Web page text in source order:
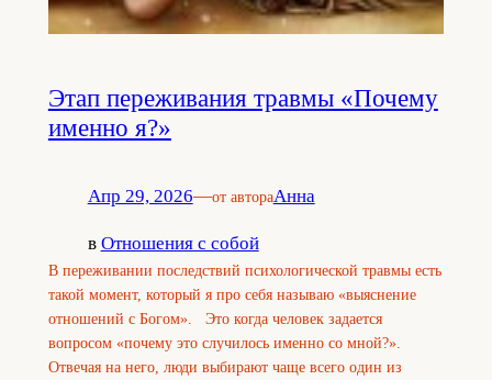
Этап переживания травмы «Почему
именно я?»
Апр 29, 2026—от автораАнна
в Отношения с собой
В переживании последствий психологической травмы есть
такой момент, который я про себя называю «выяснение
отношений с Богом». Это когда человек задается
вопросом «почему это случилось именно со мной?».
Отвечая на него, люди выбирают чаще всего один из